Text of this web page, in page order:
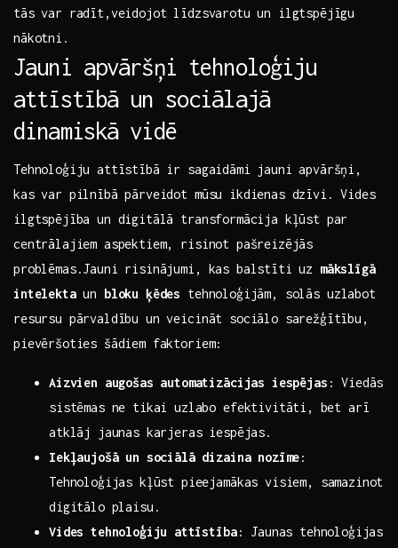
tās var radīt,veidojot līdzsvarotu un ​ilgtspējīgu
nākotni.
Jauni apvāršņi tehnoloģiju
attīstībā​ un sociālajā
dinamiskā vidē
Tehnoloģiju attīstībā ir sagaidāmi jauni apvāršņi,
kas‍ var pilnībā pārveidot mūsu ikdienas dzīvi. Vides​
ilgtspējība un digitālā transformācija kļūst par
centrālajiem aspektiem, risinot pašreizējās
problēmas.Jauni risinājumi, kas balstīti uz mākslīgā
intelektaun bloku ķēdes tehnoloģijām, solās uzlabot
resursu pārvaldību un veicināt sociālo sarežģītību,
pievēršoties šādiem faktoriem:
Aizvien augošas automatizācijas iespējas : Viedās
sistēmas ne tikai uzlabo efektivitāti, ⁣bet arī
atklāj jaunas karjeras iespējas. ​ ‌
Iekļaujošā un sociālā dizaina‌ nozīme:
Tehnoloģijas kļūst pieejamākas visiem, samazinot
digitālo plaisu. ⁤
Vides tehnoloģiju ⁢attīstība: Jaunas ​tehnoloģijas